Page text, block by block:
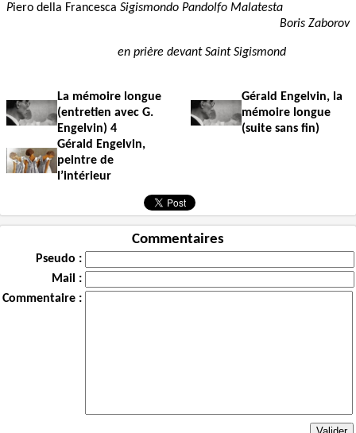
Piero della Francesca Sigismondo Pandolfo Malatesta
Boris Zaborov
en prière devant Saint Sigismond
La mémoire longue
(entretien avec G.
Engelvin) 4
Gérald Engelvin, la
mémoire longue
(suite sans fin)
Gérald Engelvin,
peintre de
l’intérieur
Commentaires
Pseudo :
Mail :
Commentaire :